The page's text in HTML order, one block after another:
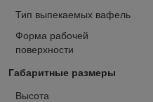
Тип выпекаемых вафель
Форма рабочей
поверхности
Габаритные размеры
Высота